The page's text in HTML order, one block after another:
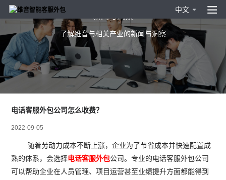
中文
了解维音与相关产业的新闻与洞察
电话客服外包公司怎么收费？
2022-09-05
随着劳动力成本不断上涨，企业为了节省成本并快速配置成
熟的体系，会选择 电话客服外包公司。专业的电话客服外包公司
可以帮助企业在人员管理、项目运营甚至业绩提升方面都能得到